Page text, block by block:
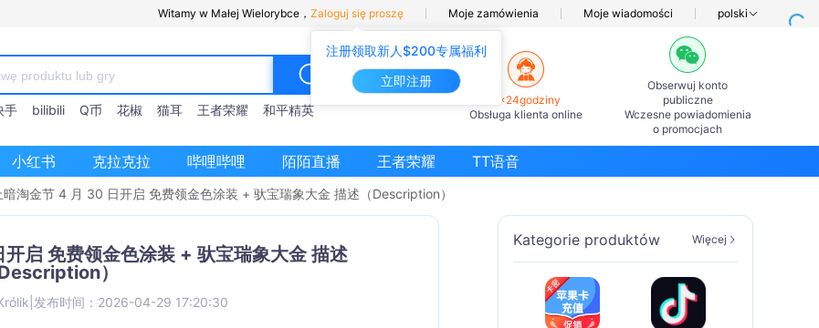
注册领取新人$200专属福利
立即注册
Witamy w Małej Wielorybce， Zaloguj się proszę Moje zamówienia Moje wiadomości polski
手 bilibili Q币 花椒 猫耳 王者荣耀 和平精英
7×24godziny
Obsługa klienta online
Obserwuj konto
publiczne
Wczesne powiadomienia
o promocjach
小红书 克拉克拉 哔哩哔哩 陌陌直播 王者荣耀 TT语音
淘金节 4 月 30 日开启 免费领金色涂装 + 驮宝瑞象大金 描述（Description）
启 免费领金色涂装 + 驮宝瑞象大金 描述
Description）
发布时间：2026-04-29 17:20:30
Kategorie produktów Więcej